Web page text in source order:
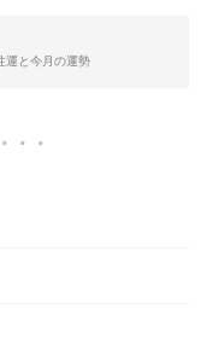
運と今月の運勢